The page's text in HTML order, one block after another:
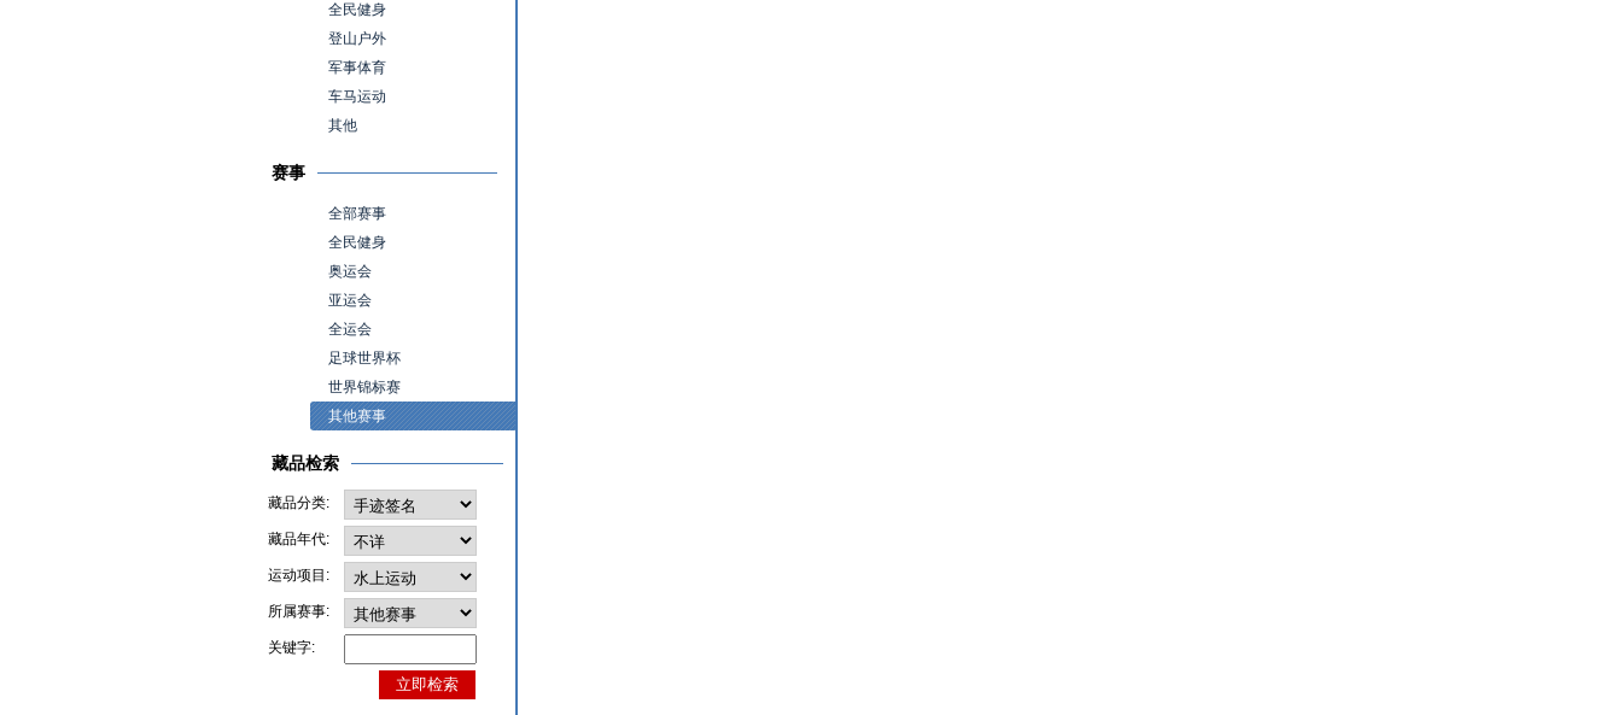
全民健身
登山户外
军事体育
车马运动
其他
赛事
全部赛事
全民健身
奥运会
亚运会
全运会
足球世界杯
世界锦标赛
其他赛事
藏品检索
藏品分类:
藏品年代:
运动项目:
所属赛事:
关键字: